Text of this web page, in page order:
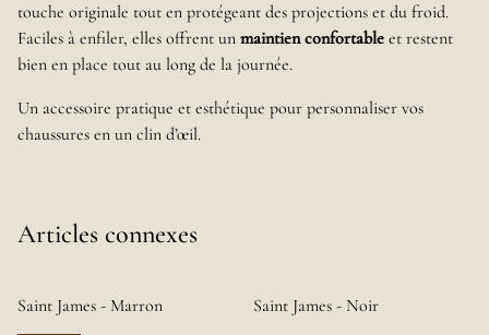
touche originale tout en protégeant des projections et du froid.
Faciles à enfiler, elles offrent un maintien confortable et restent
bien en place tout au long de la journée.
Un accessoire pratique et esthétique pour personnaliser vos
chaussures en un clin d’œil.
Articles connexes
Saint James - Marron Saint James - Noir